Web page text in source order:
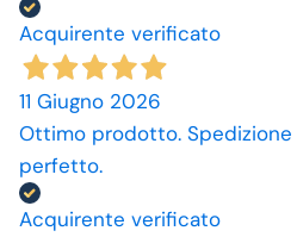
Acquirente verificato
11 Giugno 2026
Ottimo prodotto. Spedizione
perfetto.
Acquirente verificato